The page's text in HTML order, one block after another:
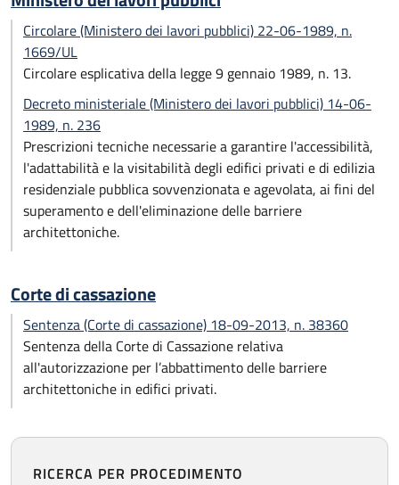
Circolare (Ministero dei lavori pubblici) 22-06-1989, n.
1669/UL
Circolare esplicativa della legge 9 gennaio 1989, n. 13.
Decreto ministeriale (Ministero dei lavori pubblici) 14-06-
1989, n. 236
Prescrizioni tecniche necessarie a garantire l'accessibilità,
l'adattabilità e la visitabilità degli edifici privati e di edilizia
residenziale pubblica sovvenzionata e agevolata, ai fini del
superamento e dell'eliminazione delle barriere
architettoniche.
Corte di cassazione
Sentenza (Corte di cassazione) 18-09-2013, n. 38360
Sentenza della Corte di Cassazione relativa
all'autorizzazione per l’abbattimento delle barriere
architettoniche in edifici privati.
RICERCA PER PROCEDIMENTO